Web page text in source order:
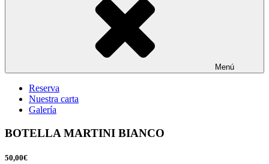
Menú
Reserva
Nuestra carta
Galería
BOTELLA MARTINI BIANCO
50,00€